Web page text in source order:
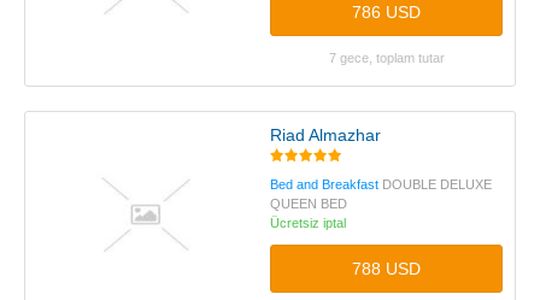
786 USD
7 gece, toplam tutar
Riad Almazhar
Bed and Breakfast DOUBLE DELUXE
QUEEN BED
Ücretsiz iptal
788 USD